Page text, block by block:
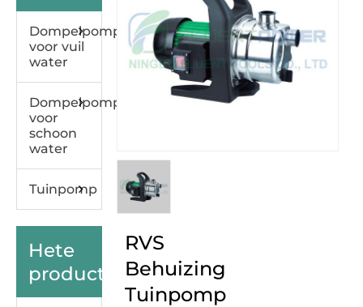
Dompelpomp
voor vuil
water
Dompelpomp
voor
schoon
water
Tuinpomp
Hete
producten
RVS
Behuizing
Tuinpomp